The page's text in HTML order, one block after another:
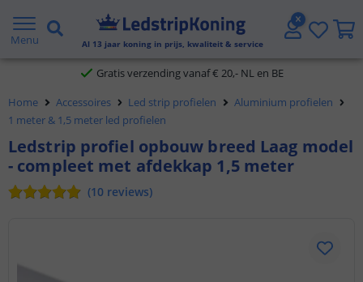
Menu Al 13 jaar koning in prijs, kwaliteit & service
5 jaar garantie
Gratis verzending vanaf € 20,- NL en BE
Klantbeoordeling 9.1
Voor 23:45 uur besteld, morgen in huis
Home Accessoires Led strip profielen
Aluminium profielen
1 meter & 1,5 meter led profielen
Ledstrip profiel opbouw breed Laag model
- compleet met afdekkap 1,5 meter
(10 reviews)